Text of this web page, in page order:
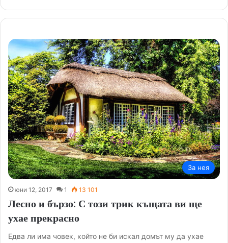
За нея
юни 12, 2017 1 13 101
Лесно и бързо: С този трик къщата ви ще
ухае прекрасно
Едва ли има човек, който не би искал домът му да ухае